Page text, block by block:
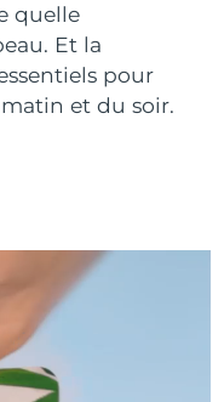
quelle
Et la
pour
et du soir.